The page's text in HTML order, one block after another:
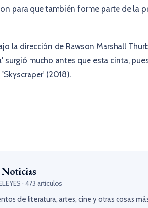
para que también forme parte de la
la dirección de Rawson Marshall
surgió mucho antes que esta cinta,
(2018).
Noticias
· 473 artículos
de literatura, artes, cine y otras cosas